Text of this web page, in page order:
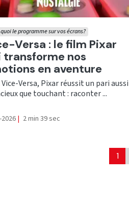
Versa : le film Pixar
transforme nos
en aventure
le programme sur vos écrans?
Vice-Versa, Pixar réussit un pari aussi
que touchant : raconter ...
| 2 min 39 sec
1